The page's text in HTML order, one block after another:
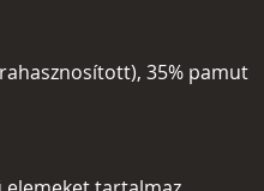
35% pamut